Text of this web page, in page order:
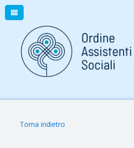
Torna indietro